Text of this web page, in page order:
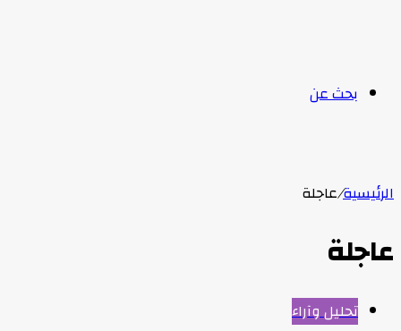
بحث عن
الرئيسية/عاجلة
عاجلة
تحليل وآراء